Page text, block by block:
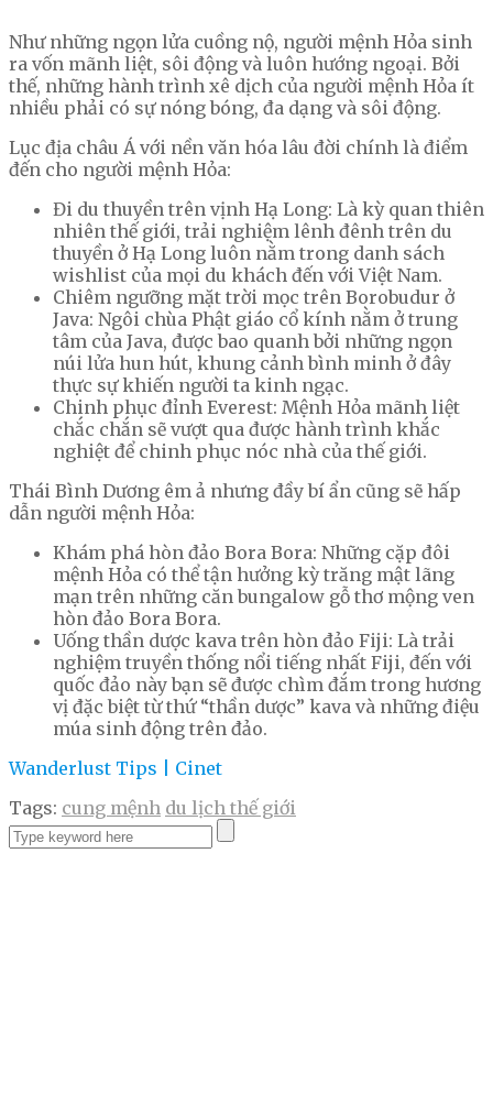
Như những ngọn lửa cuồng nộ, người mệnh Hỏa sinh
ra vốn mãnh liệt, sôi động và luôn hướng ngoại. Bởi
thế, những hành trình xê dịch của người mệnh Hỏa ít
nhiều phải có sự nóng bóng, đa dạng và sôi động.
Lục địa châu Á với nền văn hóa lâu đời chính là điểm
đến cho người mệnh Hỏa:
Đi du thuyền trên vịnh Hạ Long: Là kỳ quan thiên
nhiên thế giới, trải nghiệm lênh đênh trên du
thuyền ở Hạ Long luôn nằm trong danh sách
wishlist của mọi du khách đến với Việt Nam.
Chiêm ngưỡng mặt trời mọc trên Borobudur ở
Java: Ngôi chùa Phật giáo cổ kính nằm ở trung
tâm của Java, được bao quanh bởi những ngọn
núi lửa hun hút, khung cảnh bình minh ở đây
thực sự khiến người ta kinh ngạc.
Chinh phục đỉnh Everest: Mệnh Hỏa mãnh liệt
chắc chắn sẽ vượt qua được hành trình khắc
nghiệt để chinh phục nóc nhà của thế giới.
Thái Bình Dương êm ả nhưng đầy bí ẩn cũng sẽ hấp
dẫn người mệnh Hỏa:
Khám phá hòn đảo Bora Bora: Những cặp đôi
mệnh Hỏa có thể tận hưởng kỳ trăng mật lãng
mạn trên những căn bungalow gỗ thơ mộng ven
hòn đảo Bora Bora.
Uống thần dược kava trên hòn đảo Fiji: Là trải
nghiệm truyền thống nổi tiếng nhất Fiji, đến với
quốc đảo này bạn sẽ được chìm đắm trong hương
vị đặc biệt từ thứ “thần dược” kava và những điệu
múa sinh động trên đảo.
Wanderlust Tips | Cinet
Tags: cung mệnh du lịch thế giới